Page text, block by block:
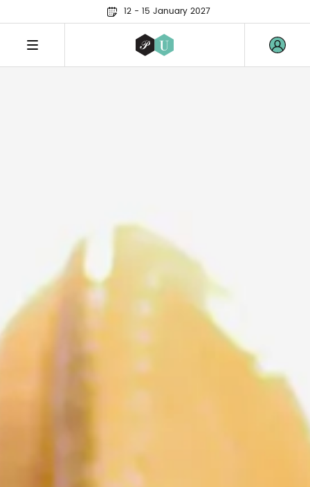
12 - 15 January 2027